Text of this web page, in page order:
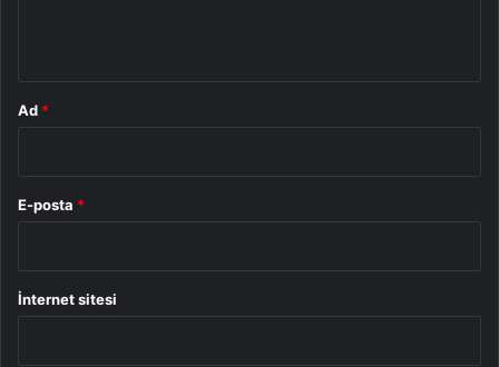
Ad *
E-posta *
İnternet sitesi